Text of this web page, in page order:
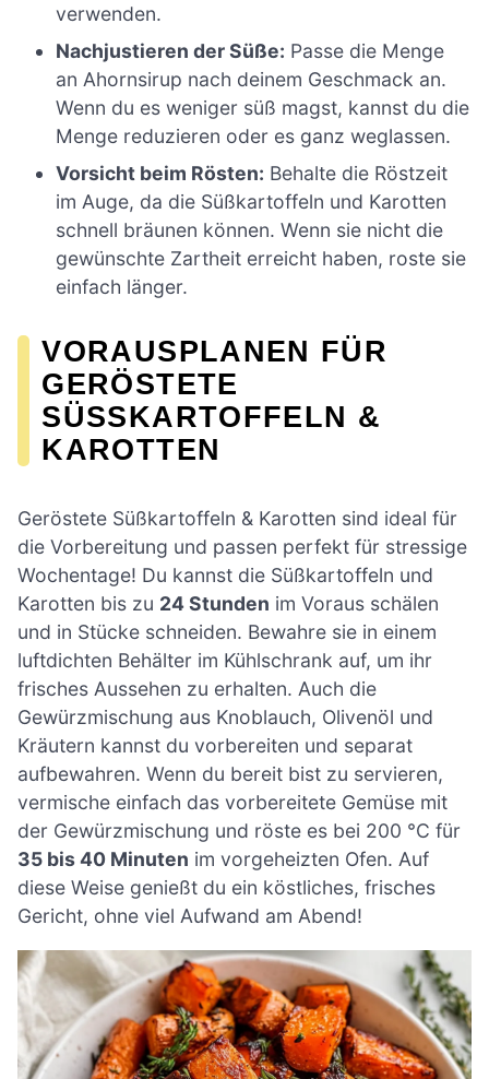
verwenden.
Nachjustieren der Süße: Passe die Menge
an Ahornsirup nach deinem Geschmack an.
Wenn du es weniger süß magst, kannst du die
Menge reduzieren oder es ganz weglassen.
Vorsicht beim Rösten: Behalte die Röstzeit
im Auge, da die Süßkartoffeln und Karotten
schnell bräunen können. Wenn sie nicht die
gewünschte Zartheit erreicht haben, roste sie
einfach länger.
VORAUSPLANEN FÜR
GERÖSTETE
SÜSSKARTOFFELN & K
AROTTEN
Geröstete Süßkartoffeln & Karotten sind ideal für
die Vorbereitung und passen perfekt für stressige
Wochentage! Du kannst die Süßkartoffeln und
Karotten bis zu 24 Stunden im Voraus schälen
und in Stücke schneiden. Bewahre sie in einem
luftdichten Behälter im Kühlschrank auf, um ihr
frisches Aussehen zu erhalten. Auch die
Gewürzmischung aus Knoblauch, Olivenöl und
Kräutern kannst du vorbereiten und separat
aufbewahren. Wenn du bereit bist zu servieren,
vermische einfach das vorbereitete Gemüse mit
der Gewürzmischung und röste es bei 200 °C für
35 bis 40 Minuten im vorgeheizten Ofen. Auf
diese Weise genießt du ein köstliches, frisches
Gericht, ohne viel Aufwand am Abend!